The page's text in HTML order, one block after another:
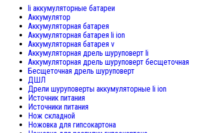
li аккумуляторные батареи
Аккумулятор
Аккумуляторная батарея
Аккумуляторная батарея li ion
Аккумуляторная батарея v
Аккумуляторная дрель шуруповерт li
Аккумуляторная дрель шуруповерт бесщеточная
Бесщеточная дрель шуруповерт
ДШЛ
Дрели шуруповерты аккумуляторные li ion
Источник питания
Источники питания
Нож складной
Ножовка для гипсокартона